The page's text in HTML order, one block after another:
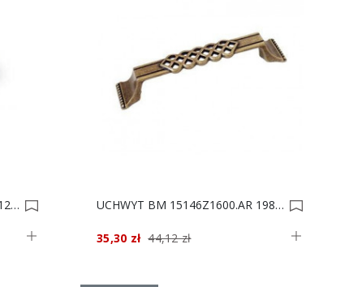
UCHWYT BM 15153Z096B.32 112x22/96 0003190 UCHWYT BM 15146Z1600.AR 198x32/160 0002984
35,30 zł 44,12 zł